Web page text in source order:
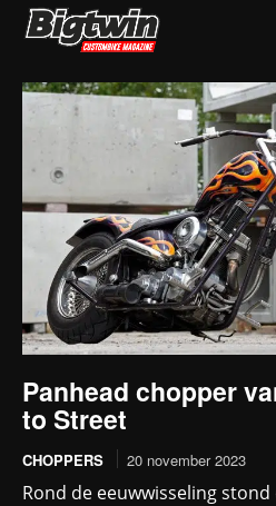
Panhead chopper
to Street
CHOPPERS 20 november 2023
Rond de eeuwwisseling stond